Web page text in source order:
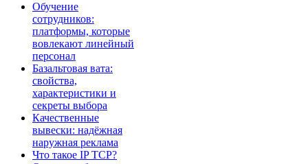
Обучение
сотрудников:
платформы, которые
вовлекают линейный
персонал
Базальтовая вата:
свойства,
характеристики и
секреты выбора
Качественные
вывески: надёжная
наружная реклама
Что такое IP TCP?